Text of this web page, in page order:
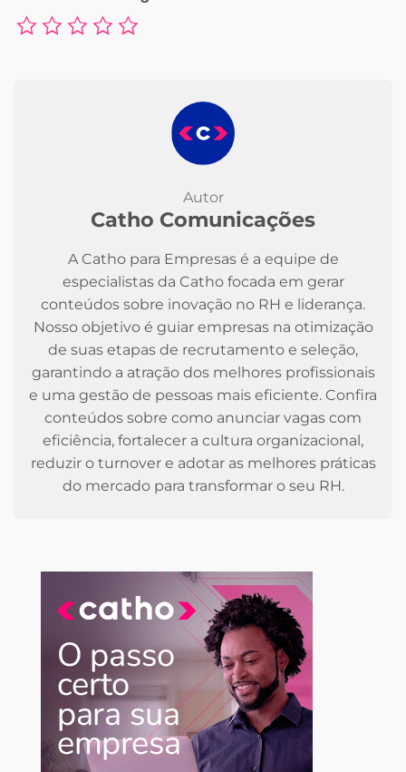
Autor
Catho Comunicações
A Catho para Empresas é a equipe de
especialistas da Catho focada em gerar
conteúdos sobre inovação no RH e liderança.
Nosso objetivo é guiar empresas na otimização
de suas etapas de recrutamento e seleção,
garantindo a atração dos melhores profissionais
e uma gestão de pessoas mais eficiente. Confira
conteúdos sobre como anunciar vagas com
eficiência, fortalecer a cultura organizacional,
reduzir o turnover e adotar as melhores práticas
do mercado para transformar o seu RH.